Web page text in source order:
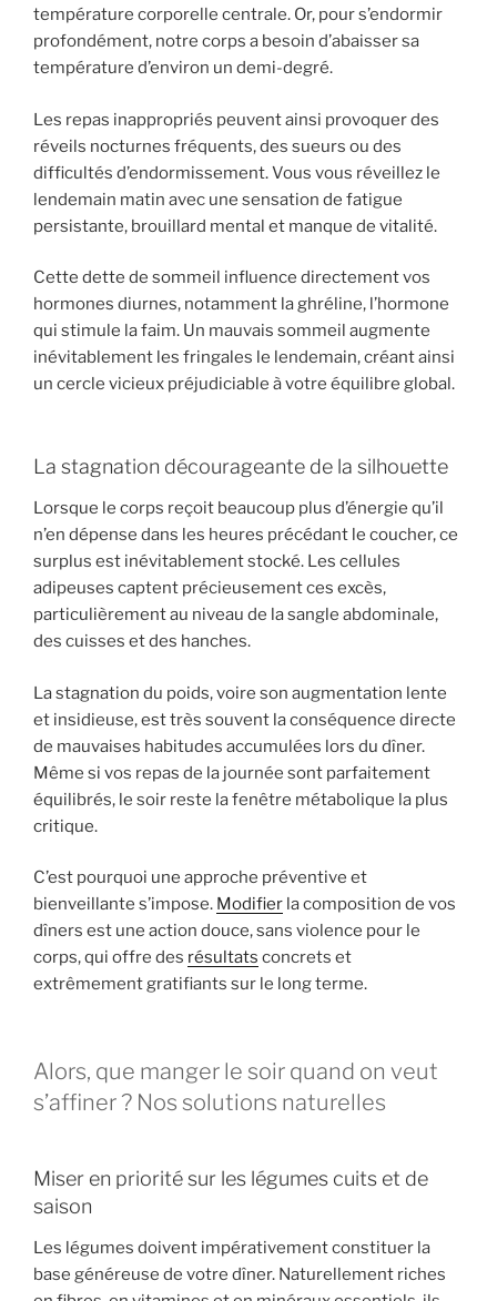
température corporelle centrale. Or, pour s’endormir
profondément, notre corps a besoin d’abaisser sa
température d’environ un demi-degré.
Les repas inappropriés peuvent ainsi provoquer des
réveils nocturnes fréquents, des sueurs ou des
difficultés d’endormissement. Vous vous réveillez le
lendemain matin avec une sensation de fatigue
persistante, brouillard mental et manque de vitalité.
Cette dette de sommeil influence directement vos
hormones diurnes, notamment la ghréline, l’hormone
qui stimule la faim. Un mauvais sommeil augmente
inévitablement les fringales le lendemain, créant ainsi
un cercle vicieux préjudiciable à votre équilibre global.
La stagnation décourageante de la silhouette
Lorsque le corps reçoit beaucoup plus d’énergie qu’il
n’en dépense dans les heures précédant le coucher, ce
surplus est inévitablement stocké. Les cellules
adipeuses captent précieusement ces excès,
particulièrement au niveau de la sangle abdominale,
des cuisses et des hanches.
La stagnation du poids, voire son augmentation lente
et insidieuse, est très souvent la conséquence directe
de mauvaises habitudes accumulées lors du dîner.
Même si vos repas de la journée sont parfaitement
équilibrés, le soir reste la fenêtre métabolique la plus
critique.
C’est pourquoi une approche préventive et
bienveillante s’impose. Modifier la composition de vos
dîners est une action douce, sans violence pour le
corps, qui offre des résultats concrets et
extrêmement gratifiants sur le long terme.
Alors, que manger le soir quand on veut
s’affiner ? Nos solutions naturelles
Miser en priorité sur les légumes cuits et de
saison
Les légumes doivent impérativement constituer la
base généreuse de votre dîner. Naturellement riches